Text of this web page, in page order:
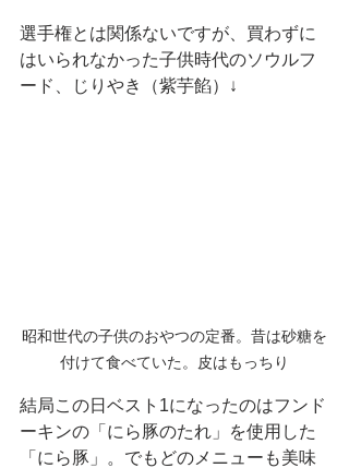
選手権とは関係ないですが、買わずに
はいられなかった子供時代のソウルフ
ード、じりやき（紫芋餡）↓
昭和世代の子供のおやつの定番。昔は砂糖を
付けて食べていた。皮はもっちり
結局この日ベスト1になったのはフンド
ーキンの「にら豚のたれ」を使用した
「にら豚」。でもどのメニューも美味